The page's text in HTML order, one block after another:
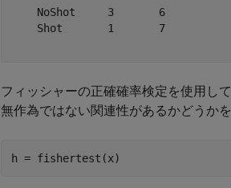
    NoShot     3       6
    Shot       1       7
フィッシャーの正確確率検定を使用し
無作為ではない関連性があるかどうかを
h = fishertest(x)